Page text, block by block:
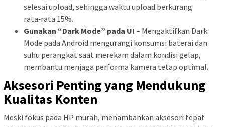
selesai upload, sehingga waktu upload berkurang
rata‑rata 15%.
Gunakan “Dark Mode” pada UI – Mengaktifkan Dark
Mode pada Android mengurangi konsumsi baterai dan
suhu perangkat saat merekam dalam kondisi gelap,
membantu menjaga performa kamera tetap optimal.
Aksesori Penting yang Mendukung
Kualitas Konten
Meski fokus pada HP murah, menambahkan aksesori tepat